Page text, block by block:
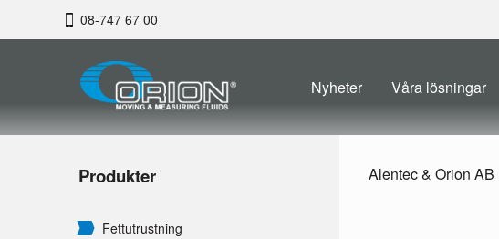
08-747 67 00
Nyheter Våra lösningar
Produkter
Fettutrustning
Alentec & Orion AB